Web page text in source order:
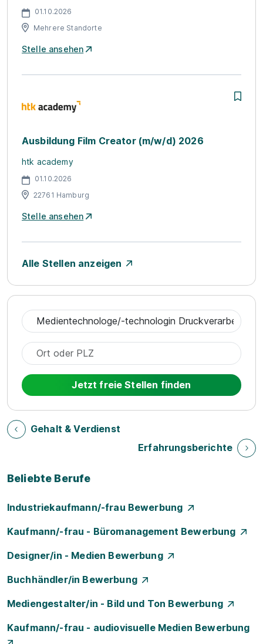
01.10.2026
Mehrere Standorte
Stelle ansehen
Ausbildung Film Creator (m/w/d) 2026
htk academy
01.10.2026
22761 Hamburg
Stelle ansehen
Alle Stellen anzeigen
Jetzt freie Stellen finden
Gehalt & Verdienst
Erfahrungsberichte
Beliebte Berufe
Industriekaufmann/-frau Bewerbung
Kaufmann/-frau - Büromanagement Bewerbung
Designer/in - Medien Bewerbung
Buchhändler/in Bewerbung
Mediengestalter/in - Bild und Ton Bewerbung
Kaufmann/-frau - audiovisuelle Medien Bewerbung